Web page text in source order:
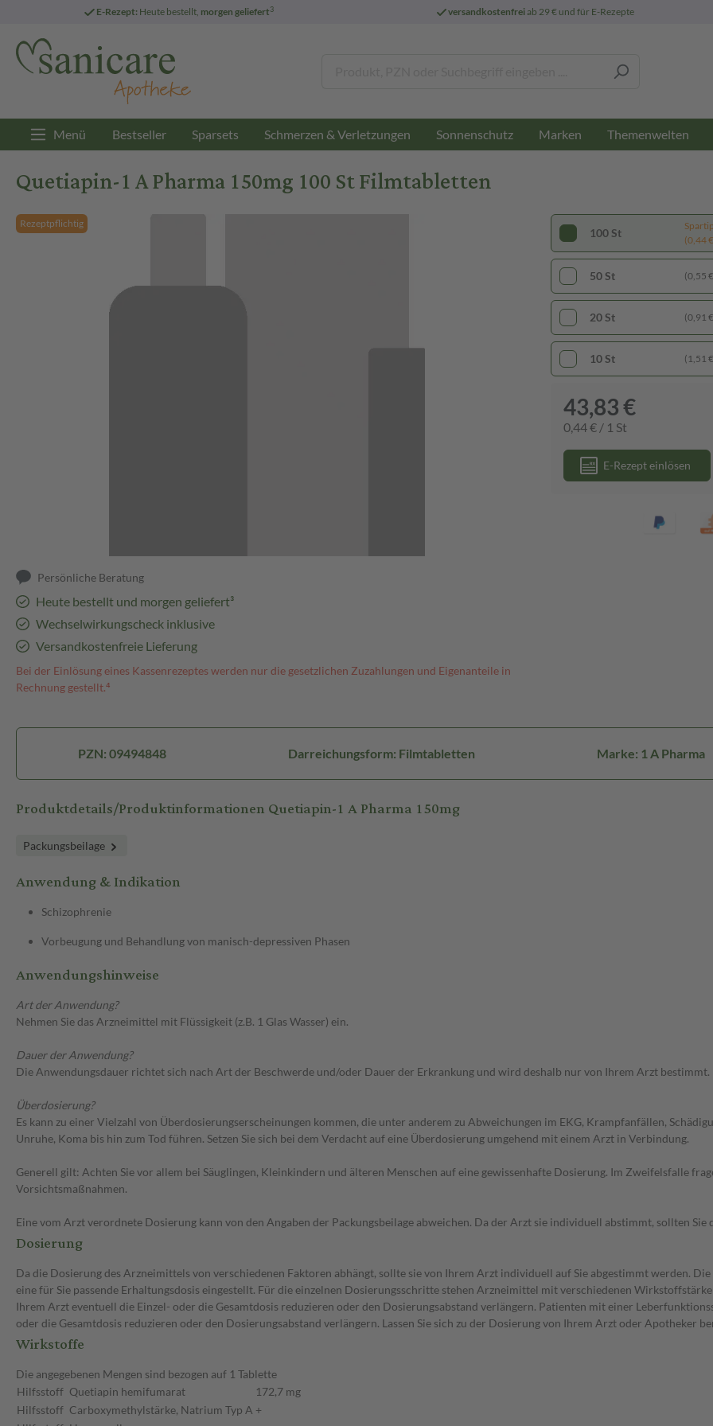
E-Rezept: Heute bestellt, morgen geliefert3 versandkostenfreiab 29 € und für E-Rezepte
Menü Bestseller Sparsets Schmerzen & Verletzungen Sonnenschutz Marken Themenwelten
Quetiapin-1 A Pharma 150mg 100 St Filmtabletten
Rezeptpflichtig
Persönliche Beratung
Heute bestellt und morgen geliefert³
Wechselwirkungscheck inklusive
Versandkostenfreie Lieferung
Bei der Einlösung eines Kassenrezeptes werden nur die gesetzlichen Zuzahlungen und Eigenanteile in
Rechnung gestellt.⁴
100 St
(0,44
50 St (0,55
20 St (0,91
10 St (1,51
43,83 €
0,44 € / 1 St
E-Rezept einlösen
PZN: 09494848 Darreichungsform: Filmtabletten Marke: 1 A Pharma
Produktdetails/Produktinformationen Quetiapin-1 A Pharma 150mg
Packungsbeilage
Anwendung & Indikation
Schizophrenie
Vorbeugung und Behandlung von manisch-depressiven Phasen
Anwendungshinweise
Art der Anwendung?
Nehmen Sie das Arzneimittel mit Flüssigkeit (z.B. 1 Glas Wasser) ein.
Dauer der Anwendung?
Die Anwendungsdauer richtet sich nach Art der Beschwerde und/oder Dauer der Erkrankung und wird deshalb nur von Ihrem Arzt bestimmt.
Überdosierung?
Es kann zu einer Vielzahl von Überdosierungserscheinungen kommen, die unter anderem zu Abweichungen im EKG, Krampfanfällen,
Unruhe, Koma bis hin zum Tod führen. Setzen Sie sich bei dem Verdacht auf eine Überdosierung umgehend mit einem Arzt in Verbindung.
Generell gilt: Achten Sie vor allem bei Säuglingen, Kleinkindern und älteren Menschen auf eine gewissenhafte Dosierung. Im Zweifelsfalle
Vorsichtsmaßnahmen.
Eine vom Arzt verordnete Dosierung kann von den Angaben der Packungsbeilage abweichen. Da der Arzt sie individuell abstimmt, sollten
Dosierung
Da die Dosierung des Arzneimittels von verschiedenen Faktoren abhängt, sollte sie von Ihrem Arzt individuell auf Sie abgestimmt werden.
eine für Sie passende Erhaltungsdosis eingestellt. Für die einzelnen Dosierungsschritte stehen Arzneimittel mit verschiedenen
Ihrem Arzt eventuell die Einzel- oder die Gesamtdosis reduzieren oder den Dosierungsabstand verlängern. Patienten mit einer
oder die Gesamtdosis reduzieren oder den Dosierungsabstand verlängern. Lassen Sie sich zu der Dosierung von Ihrem Arzt oder Apotheker
Wirkstoffe
Die angegebenen Mengen sind bezogen auf 1 Tablette
Hilfsstoff Quetiapin hemifumarat
172,7 mg
Hilfsstoff Carboxymethylstärke, Natrium Typ A +